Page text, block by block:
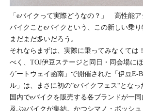
「eバイクって実際どうなの？」 高性能
バイクことeバイクという、この新しい乗
まだまだ多いだろう。
それならまずは、実際に乗ってみなくて
べく、TOJ伊豆ステージと同日・同会場に
ゲートウェイ函南」で開催された「伊豆E-
ル」は、まさに初の”eバイクフェス“となっ
国内でeバイクを販売する各ブランドが一
及ぶeバイクが集結。かつシマノ・ボッシ